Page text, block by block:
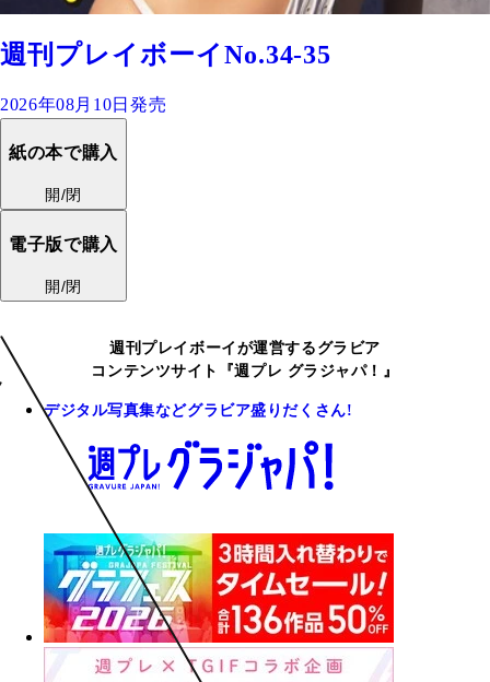
週刊プレイボーイNo.34-35
2026年08月10日発売
紙の本で購入
開/閉
電子版で購入
開/閉
週刊プレイボーイが運営するグラビア
コンテンツサイト『週プレ グラジャパ！』
デジタル写真集などグラビア盛りだくさん!